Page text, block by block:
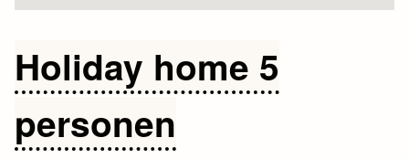
Holiday home 5
personen